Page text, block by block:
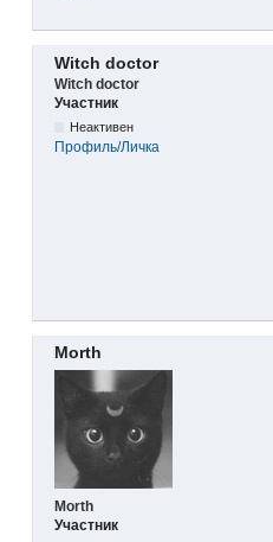
Witch doctor
Witch doctor
Участник
Неактивен
Профиль/Личка
Morth
Morth
Участник